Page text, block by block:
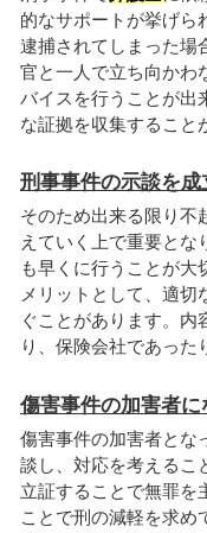
的なサポートが挙げら
逮捕されてしまった場
官と一人で立ち向かわ
バイスを行うことが出
な証拠を収集すること
刑事事件の示談を
そのため出来る限り不
えていく上で重要とな
も早くに行うことが大
メリットとして、適
ぐことがあります。内
り、保険会社であった
傷害事件の加害者
傷害事件の加害者とな
談し、対応を考えるこ
立証することで無罪を
ことで刑の減軽を求め